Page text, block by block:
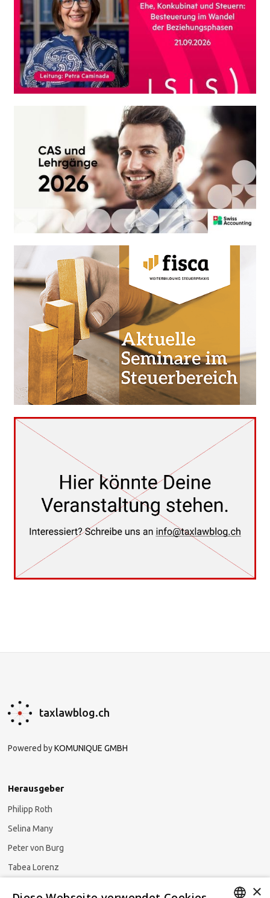
taxlawblog.ch
Powered byKOMUNIQUE GMBH
Herausgeber
Philipp Roth
Selina Many
Peter von Burg
Tabea Lorenz
×